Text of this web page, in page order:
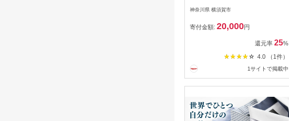
ン、横須賀甲羅本店、にぎ
食事券 5000円分 横須賀 レ
ストラン 寿司 焼肉 カニ 蟹
食事 選べる 【日本水産観
光株式会社】[AKBR002]
神奈川県 横須賀市
寄付金額: 20,000円
還元率25%
4.0 （1件）
1サイトで掲載中